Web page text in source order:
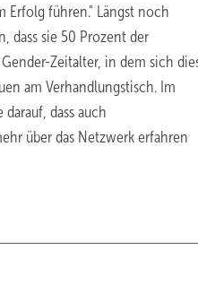
Erfolg führen." Längst noch
dass sie 50 Prozent der
Zeitalter, in dem sich
am Verhandlungstisch. Im
dass auch
über das Netzwerk erfahren